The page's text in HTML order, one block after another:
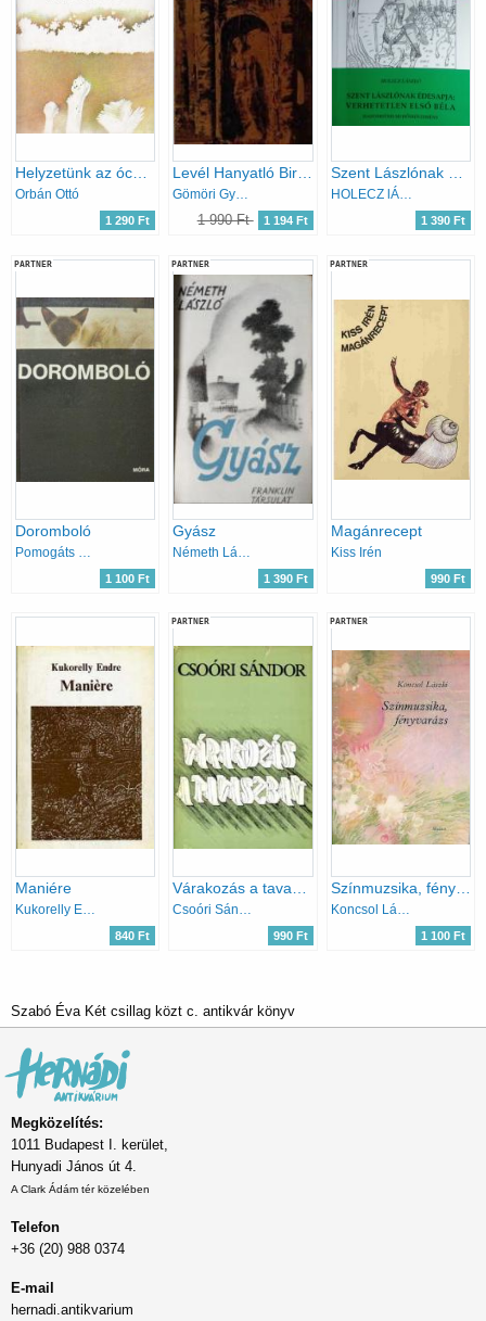
Helyzetünk az óceánon
Orbán Ottó
1 290 Ft
Levél Hanyatló Birodalomból
Gömöri György
1 990 Ft 1 194 Ft
Szent Lászlónak édesapja: verhetetlen első Béla
HOLECZ lÁSZLÓ
1 390 Ft
PARTNER
Doromboló
1 100 Ft
PARTNER
Gyász
1 390 Ft
PARTNER
Magánrecept
Kiss Irén
990 Ft
Maniére
Kukorelly Endre
840 Ft
PARTNER
Várakozás a tavaszban
Csoóri Sándor
990 Ft
PARTNER
Színmuzsika, fényvarázs
Koncsol László
1 100 Ft
Szabó Éva Két csillag közt c. antikvár könyv
Megközelítés:
1011 Budapest I. kerület,
Hunyadi János út 4.
A Clark Ádám tér közelében
Telefon
+36 (20) 988 0374
E-mail
hernadi.antikvarium